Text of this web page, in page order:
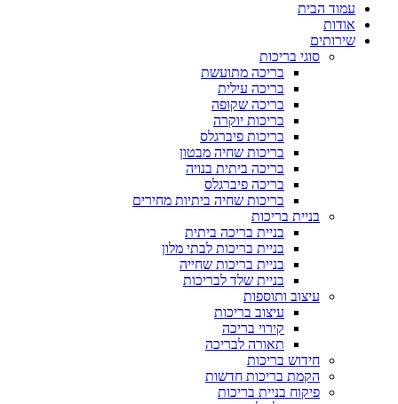
עמוד הבית
אודות
שירותים
סוגי בריכות
בריכה מתועשת
בריכה עילית
בריכה שקופה
בריכות יוקרה
בריכות פיברגלס
בריכות שחיה מבטון
בריכה ביתית בנויה
בריכה פיברגלס
בריכות שחיה ביתיות מחירים
בניית בריכות
בניית בריכה ביתית
בניית בריכות לבתי מלון
בניית בריכות שחייה
בניית שלד לבריכות
עיצוב ותוספות
עיצוב בריכות
קירוי בריכה
תאורה לבריכה
חידוש בריכות
הקמת בריכות חדשות
פיקוח בניית בריכות